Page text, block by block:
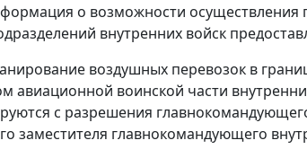
о возможности осуществления
внутренних войск
воздушных перевозок в
авиационной воинской части
с разрешения
заместителя главнокомандующего